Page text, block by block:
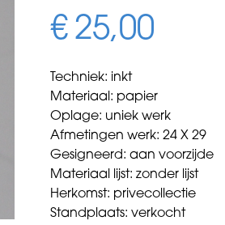
€ 25,00
Techniek: inkt
Materiaal: papier
Oplage: uniek werk
Afmetingen werk: 24 X 29
Gesigneerd: aan voorzijde
Materiaal lijst: zonder lijst
Herkomst: privecollectie
Standplaats: verkocht